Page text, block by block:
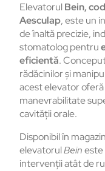
ElevatorulBein,
Aesculap, este un
de înaltă precizie,
stomatolog pentru
eficientă.
rădăcinilor și
acest elevator
manevrabilitate
cavității orale.
Disponibil în
elevatorulBeineste
intervenții atât de